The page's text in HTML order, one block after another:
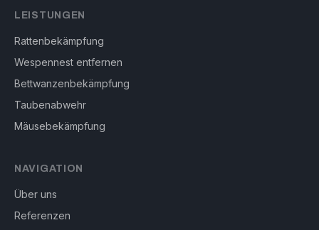
LEISTUNGEN
Rattenbekämpfung
Wespennest entfernen
Bettwanzenbekämpfung
Taubenabwehr
Mäusebekämpfung
NAVIGATION
Über uns
Referenzen